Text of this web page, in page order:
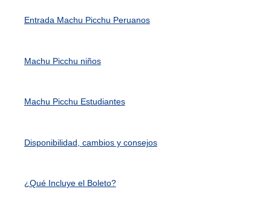
Entrada Machu Picchu Peruanos
Machu Picchu niños
Machu Picchu Estudiantes
Disponibilidad, cambios y consejos
¿Qué Incluye el Boleto?